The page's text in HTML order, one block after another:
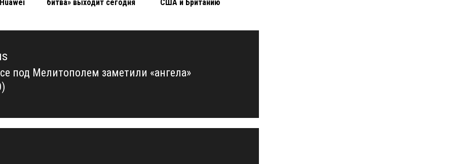
битва» выходит сегодня
США и Британию
под Мелитополем заметили «ангела»